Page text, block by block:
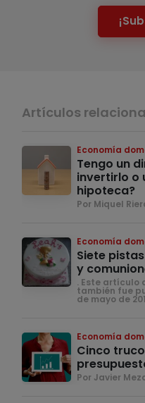
Artículos
Economía
Tengo un
invertirlo o
hipoteca?
Por Miquel
Economía
Siete
y
. Este artículo
también fue
de mayo de
Economía
Cinco
Por Javier